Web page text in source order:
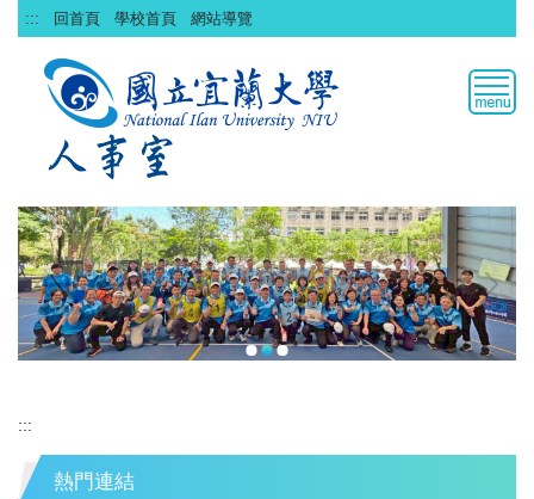
跳
到
::: 回首頁 學校首頁 網站導覽
:::
熱門連結